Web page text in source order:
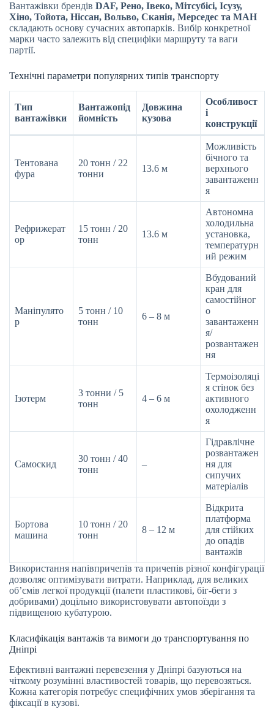
Вантажівки брендів DAF, Рено, Івеко, Мітсубісі, Ісузу,
Хіно, Тойота, Ніссан, Вольво, Сканія, Мерседес та МАН
складають основу сучасних автопарків. Вибір конкретної
марки часто залежить від специфіки маршруту та ваги
партії.
Технічні параметри популярних типів транспорту
Тип
вантажівки
Вантажопід
йомність
Довжина
кузова
Особливост
і
конструкції
Тентована
фура
20 тонн / 22
тонни
13.6 м
Можливість
бічного та
верхнього
завантаженн
я
Рефрижерат
ор
15 тонн / 20
тонн
13.6 м
Автономна
холодильна
установка,
температурн
ий режим
Маніпулято
р
5 тонн / 10
тонн
6 – 8 м
Вбудований
кран для
самостійног
о
завантаженн
я/
розвантажен
ня
Ізотерм
3 тонни / 5
тонн
4 – 6 м
Термоізоляці
я стінок без
активного
охолодженн
я
Самоскид
30 тонн / 40
тонн
–
Гідравлічне
розвантажен
ня для
сипучих
матеріалів
Бортова
машина
10 тонн / 20
тонн
8 – 12 м
Відкрита
платформа
для стійких
до опадів
вантажів
Використання напівпричепів та причепів різної конфігурації
дозволяє оптимізувати витрати. Наприклад, для великих
об’ємів легкої продукції (палети пластикові, біг-беги з
добривами) доцільно використовувати автопоїзди з
підвищеною кубатурою.
Класифікація вантажів та вимоги до транспортування по
Дніпрі
Ефективні вантажні перевезення у Дніпрі базуються на
чіткому розумінні властивостей товарів, що перевозяться.
Кожна категорія потребує специфічних умов зберігання та
фіксації в кузові.